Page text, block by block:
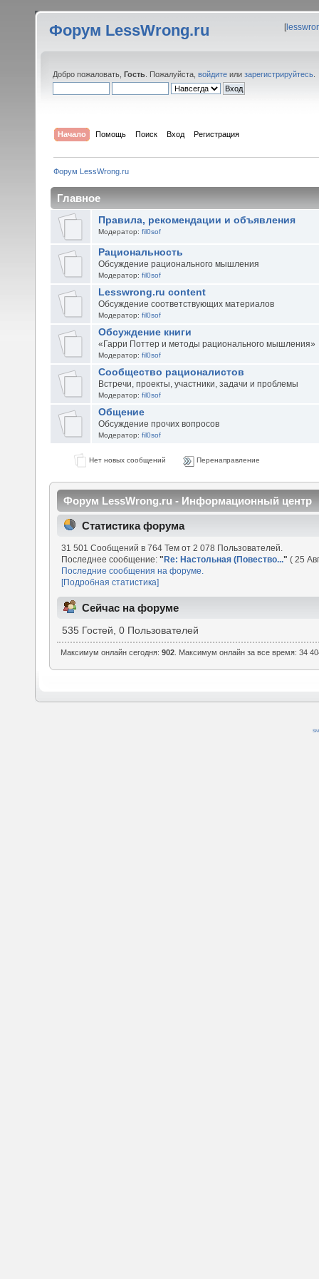
Форум LessWrong.ru [
Добро пожаловать, Гость . Пожалуйста, войдите или зарегистрируйтесь
Начало Помощь Поиск Вход Регистрация
Форум LessWrong.ru
Главное
Правила, рекомендации и объявления
Модератор: fil0sof
Рациональность
Обсуждение рационального мышления
Модератор: fil0sof
Lesswrong.ru content
Обсуждение соответствующих материалов
Модератор: fil0sof
Обсуждение книги
«Гарри Поттер и методы рационального мышления»
Модератор: fil0sof
Сообщество рационалистов
Встречи, проекты, участники, задачи и проблемы
Модератор: fil0sof
Общение
Обсуждение прочих вопросов
Модератор: fil0sof
Нет новых сообщений Перенаправление
Форум LessWrong.ru - Информационный центр
Статистика форума
31 501 Сообщений в 764 Тем от 2 078 Пользователей.
Последнее сообщение:"Re: Настольная (Повество..." ( 25
Последние сообщения на форуме.
[Подробная статистика]
Сейчас на форуме
535 Гостей, 0 Пользователей
Максимум онлайн сегодня:902 . Максимум онлайн за все время: 34